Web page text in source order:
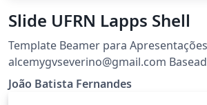
Slide UFRN Lapps Shell
Template Beamer para
alcemygvseverino@gmail.com
Template versao 1.1 Atualizado em
João Batista Fernandes